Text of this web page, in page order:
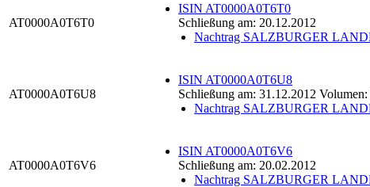
AT0000A0T6T0
ISIN AT0000A0T6T0
Schließung am: 20.12.2012
Nachtrag SALZBURGER
AT0000A0T6U8
ISIN AT0000A0T6U8
Schließung am: 31.12.2012
Nachtrag SALZBURGER
AT0000A0T6V6
ISIN AT0000A0T6V6
Schließung am: 20.02.2012
Nachtrag SALZBURGER